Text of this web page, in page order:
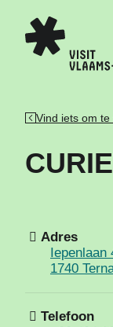
Nederlands
Vind iets om te
Adres
Iepenlaan
1740
Telefoon